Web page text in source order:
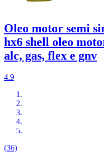
Oleo motor semi
hx6 shell oleo
alc, gas, flex e gnv
4.9
(36)